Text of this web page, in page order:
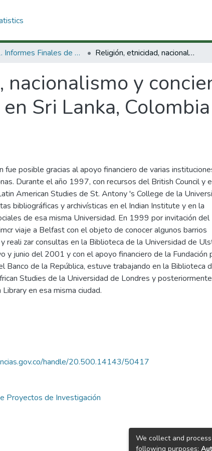
1.1.1. Informes Finales de Proyectos de Investigación Religión, etnicidad, nacionalismo y conciencia histórica. Política contestataria en Sri Lanka, Colombia e Irlanda del Norte
nacionalismo y
Sri Lanka,
fue posible gracias al apoyo financiero de varias
Durante el año 1997, con recursos del British Council y
American Studies de St. Antony 's College de la
bibliográficas y archivísticas en el Indian Institute y en la
de esa misma Universidad. En 1999 por invitación del
viaje a Belfast con el objeto de conocer algunos barrios
reali zar consultas en la Biblioteca de la Universidad de
y junio del 2001 y con el apoyo financiero de la Fundación
Banco de la República, estuve trabajando en la Biblioteca
Studies de la Universidad de Londres y
en esa misma ciudad.
handle/20.500.14143/50417
Proyectos de Investigación
We collect and
following purposes: